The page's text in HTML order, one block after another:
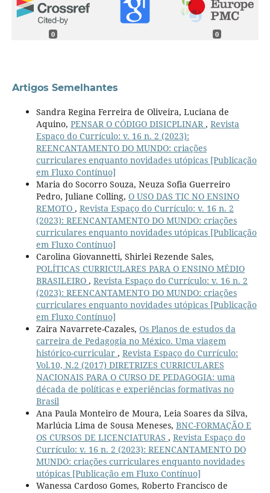
0 0
Artigos Semelhantes
Sandra Regina Ferreira de Oliveira, Luciana de
Aquino, PENSAR O CÓDIGO DISICPLINAR , Revista
Espaço do Currículo: v. 16 n. 2 (2023):
REENCANTAMENTO DO MUNDO: criações
curriculares enquanto novidades utópicas [Publicação
em Fluxo Contínuo]
Maria do Socorro Souza, Neuza Sofia Guerreiro
Pedro, Juliane Colling, O USO DAS TIC NO ENSINO
REMOTO , Revista Espaço do Currículo: v. 16 n. 2
(2023): REENCANTAMENTO DO MUNDO: criações
curriculares enquanto novidades utópicas [Publicação
em Fluxo Contínuo]
Carolina Giovannetti, Shirlei Rezende Sales,
POLÍTICAS CURRICULARES PARA O ENSINO MÉDIO
BRASILEIRO , Revista Espaço do Currículo: v. 16 n. 2
(2023): REENCANTAMENTO DO MUNDO: criações
curriculares enquanto novidades utópicas [Publicação
em Fluxo Contínuo]
Zaira Navarrete-Cazales, Os Planos de estudos da
carreira de Pedagogia no México. Uma viagem
histórico-curricular , Revista Espaço do Currículo:
Vol.10, N.2 (2017) DIRETRIZES CURRICULARES
NACIONAIS PARA O CURSO DE PEDAGOGIA: uma
década de políticas e experiências formativas no
Brasil
Ana Paula Monteiro de Moura, Leia Soares da Silva,
Marlúcia Lima de Sousa Meneses, BNC-FORMAÇÃO E
OS CURSOS DE LICENCIATURAS , Revista Espaço do
Currículo: v. 16 n. 2 (2023): REENCANTAMENTO DO
MUNDO: criações curriculares enquanto novidades
utópicas [Publicação em Fluxo Contínuo]
Wanessa Cardoso Gomes, Roberto Francisco de